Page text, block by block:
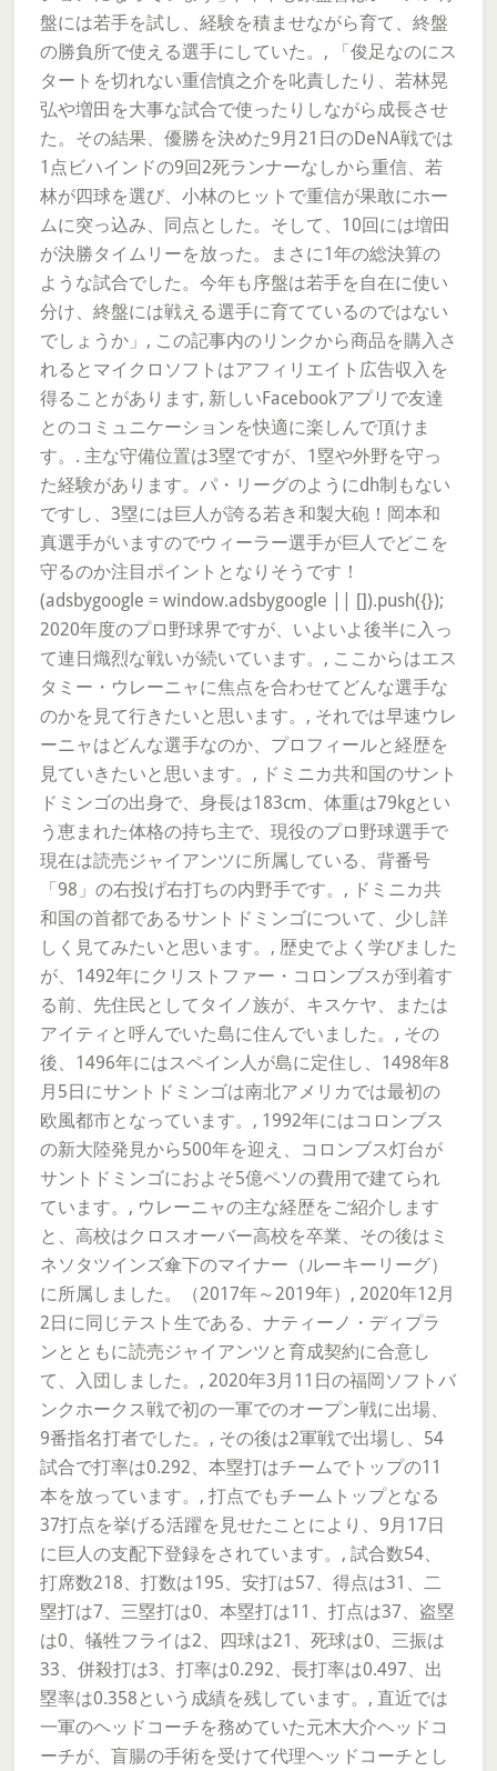
盤には若手を試し、経験を積ませながら育て、終盤
の勝負所で使える選手にしていた。, 「俊足なのにス
タートを切れない重信慎之介を叱責したり、若林晃
弘や増田を大事な試合で使ったりしながら成長させ
た。その結果、優勝を決めた9月21日のDeNA戦では
1点ビハインドの9回2死ランナーなしから重信、若
林が四球を選び、小林のヒットで重信が果敢にホー
ムに突っ込み、同点とした。そして、10回には増田
が決勝タイムリーを放った。まさに1年の総決算の
ような試合でした。今年も序盤は若手を自在に使い
分け、終盤には戦える選手に育てているのではない
でしょうか」, この記事内のリンクから商品を購入さ
れるとマイクロソフトはアフィリエイト広告収入を
得ることがあります, 新しいFacebookアプリで友達
とのコミュニケーションを快適に楽しんで頂けま
す。. 主な守備位置は3塁ですが、1塁や外野を守っ
た経験があります。パ・リーグのようにdh制もない
ですし、3塁には巨人が誇る若き和製大砲！岡本和
真選手がいますのでウィーラー選手が巨人でどこを
守るのか注目ポイントとなりそうです！
(adsbygoogle = window.adsbygoogle || []).push({});
2020年度のプロ野球界ですが、いよいよ後半に入っ
て連日熾烈な戦いが続いています。, ここからはエス
タミー・ウレーニャに焦点を合わせてどんな選手な
のかを見て行きたいと思います。, それでは早速ウレ
ーニャはどんな選手なのか、プロフィールと経歴を
見ていきたいと思います。, ドミニカ共和国のサント
ドミンゴの出身で、身長は183cm、体重は79kgとい
う恵まれた体格の持ち主で、現役のプロ野球選手で
現在は読売ジャイアンツに所属している、背番号
「98」の右投げ右打ちの内野手です。, ドミニカ共
和国の首都であるサントドミンゴについて、少し詳
しく見てみたいと思います。, 歴史でよく学びました
が、1492年にクリストファー・コロンブスが到着す
る前、先住民としてタイノ族が、キスケヤ、または
アイティと呼んでいた島に住んでいました。, その
後、1496年にはスペイン人が島に定住し、1498年8
月5日にサントドミンゴは南北アメリカでは最初の
欧風都市となっています。, 1992年にはコロンブス
の新大陸発見から500年を迎え、コロンブス灯台が
サントドミンゴにおよそ5億ペソの費用で建てられ
ています。, ウレーニャの主な経歴をご紹介します
と、高校はクロスオーバー高校を卒業、その後はミ
ネソタツインズ傘下のマイナー（ルーキーリーグ）
に所属しました。（2017年～2019年）, 2020年12月
2日に同じテスト生である、ナティーノ・ディプラ
ンとともに読売ジャイアンツと育成契約に合意し
て、入団しました。, 2020年3月11日の福岡ソフトバ
ンクホークス戦で初の一軍でのオープン戦に出場、
9番指名打者でした。, その後は2軍戦で出場し、54
試合で打率は0.292、本塁打はチームでトップの11
本を放っています。, 打点でもチームトップとなる
37打点を挙げる活躍を見せたことにより、9月17日
に巨人の支配下登録をされています。, 試合数54、
打席数218、打数は195、安打は57、得点は31、二
塁打は7、三塁打は0、本塁打は11、打点は37、盗塁
は0、犠牲フライは2、四球は21、死球は0、三振は
33、併殺打は3、打率は0.292、長打率は0.497、出
塁率は0.358という成績を残しています。, 直近では
一軍のヘッドコーチを務めていた元木大介ヘッドコ
ーチが、盲腸の手術を受けて代理ヘッドコーチとし